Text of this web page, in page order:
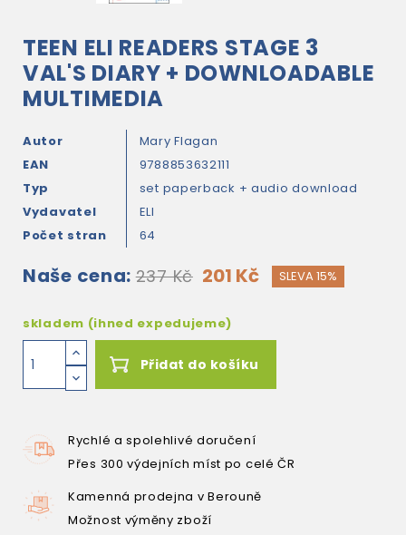
TEEN ELI READERS STAGE 3
VAL'S DIARY + DOWNLOADABLE
MULTIMEDIA
Autor
Mary Flagan
EAN
9788853632111
Typ
set paperback + audio download
Vydavatel
ELI
Počet stran
64
Naše cena: 237 Kč 201 Kč SLEVA 15%
skladem (ihned expedujeme)
Přidat do košíku
Rychlé a spolehlivé doručení
Přes 300 výdejních míst po celé ČR
Kamenná prodejna v Berouně
Možnost výměny zboží